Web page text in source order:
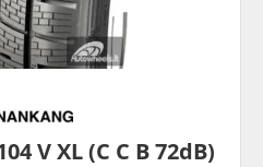
V XL (C C B 72dB)